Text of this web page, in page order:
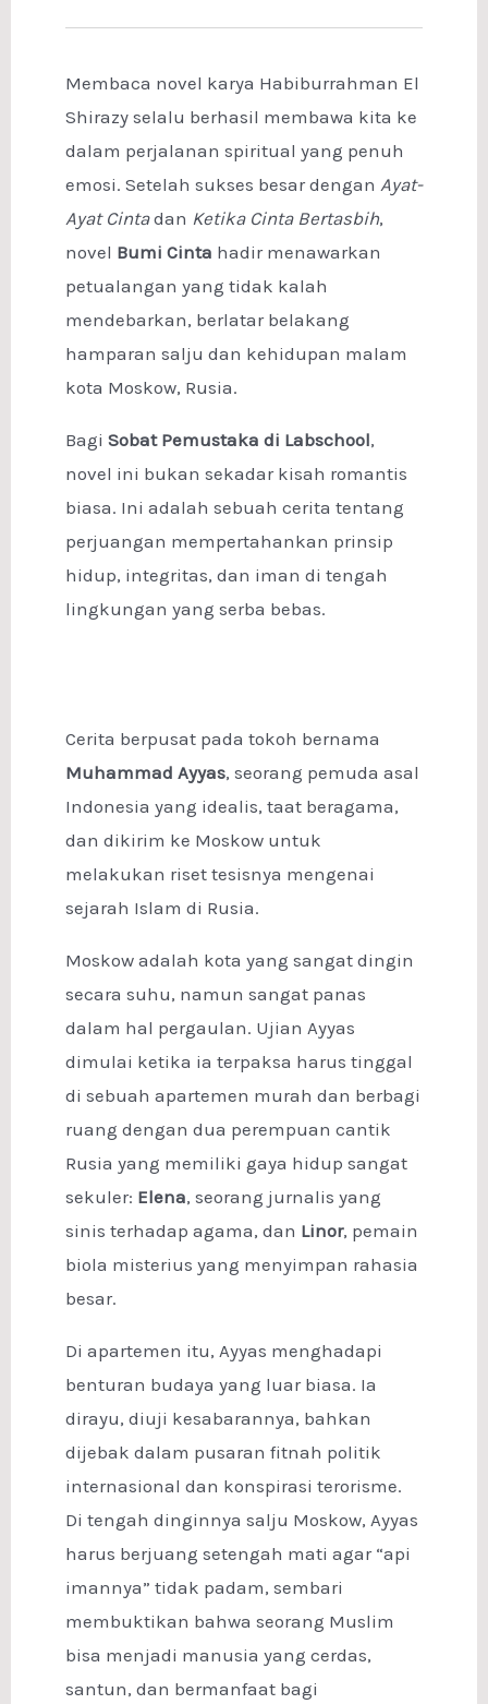
Membaca novel karya Habiburrahman El
Shirazy selalu berhasil membawa kita ke
dalam perjalanan spiritual yang penuh
emosi. Setelah sukses besar dengan Ayat-
Ayat Cintadan Ketika Cinta Bertasbih,
novel Bumi Cinta hadir menawarkan
petualangan yang tidak kalah
mendebarkan, berlatar belakang
hamparan salju dan kehidupan malam
kota Moskow, Rusia.
Bagi Sobat Pemustaka di Labschool,
novel ini bukan sekadar kisah romantis
biasa. Ini adalah sebuah cerita tentang
perjuangan mempertahankan prinsip
hidup, integritas, dan iman di tengah
lingkungan yang serba bebas.
Cerita berpusat pada tokoh bernama
Muhammad Ayyas, seorang pemuda asal
Indonesia yang idealis, taat beragama,
dan dikirim ke Moskow untuk
melakukan riset tesisnya mengenai
sejarah Islam di Rusia.
Moskow adalah kota yang sangat dingin
secara suhu, namun sangat panas
dalam hal pergaulan. Ujian Ayyas
dimulai ketika ia terpaksa harus tinggal
di sebuah apartemen murah dan berbagi
ruang dengan dua perempuan cantik
Rusia yang memiliki gaya hidup sangat
sekuler: Elena, seorang jurnalis yang
sinis terhadap agama, dan Linor, pemain
biola misterius yang menyimpan rahasia
besar.
Di apartemen itu, Ayyas menghadapi
benturan budaya yang luar biasa. Ia
dirayu, diuji kesabarannya, bahkan
dijebak dalam pusaran fitnah politik
internasional dan konspirasi terorisme.
Di tengah dinginnya salju Moskow, Ayyas
harus berjuang setengah mati agar “api
imannya” tidak padam, sembari
membuktikan bahwa seorang Muslim
bisa menjadi manusia yang cerdas,
santun, dan bermanfaat bagi